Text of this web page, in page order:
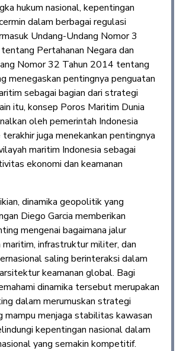
hukum nasional, kepentingan
dalam berbagai regulasi
Undang-Undang Nomor 3
Pertahanan Negara dan
Nomor 32 Tahun 2014 tentang
menegaskan pentingnya penguatan
sebagai bagian dari strategi
itu, konsep Poros Maritim Dunia
oleh pemerintah Indonesia
juga menekankan pentingnya
maritim Indonesia sebagai
ekonomi dan keamanan
dinamika geopolitik yang
Diego Garcia memberikan
mengenai bagaimana jalur
maritim, infrastruktur militer, dan
saling berinteraksi dalam
keamanan global. Bagi
dinamika tersebut merupakan
dalam merumuskan strategi
mampu menjaga stabilitas kawasan
kepentingan nasional dalam
yang semakin kompetitif.